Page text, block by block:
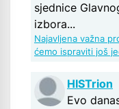
sjednice
izbora...
Najavljena važna
ćemo ispraviti još
HISTrion
Evo